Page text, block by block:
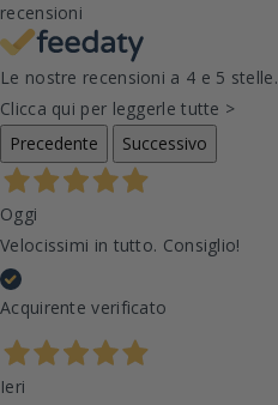
recensioni
Le nostre recensioni a 4 e 5 stelle.
Clicca qui per leggerle tutte >
Precedente
Successivo
Oggi
Velocissimi in tutto. Consiglio!
Acquirente verificato
Ieri